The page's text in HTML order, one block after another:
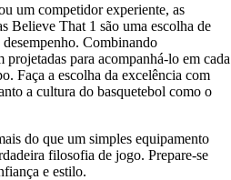
um competidor experiente, as
Believe That 1 são uma escolha de
Combinando
para acompanhá-lo em cada
Faça a escolha da excelência com
a cultura do basquetebol como o
do que um simples equipamento
filosofia de jogo. Prepare-se
e estilo.